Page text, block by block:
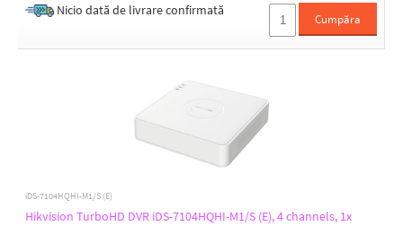
Nicio dată de livrare confirmată
Cumpăra
iDS-7104HQHI-M1/S (E)
Hikvision TurboHD DVR iDS-7104HQHI-M1/S (E), 4 channels, 1x